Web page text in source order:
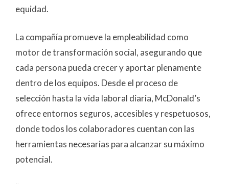
equidad.
La compañía promueve la empleabilidad como
motor de transformación social, asegurando que
cada persona pueda crecer y aportar plenamente
dentro de los equipos. Desde el proceso de
selección hasta la vida laboral diaria, McDonald’s
ofrece entornos seguros, accesibles y respetuosos,
donde todos los colaboradores cuentan con las
herramientas necesarias para alcanzar su máximo
potencial.